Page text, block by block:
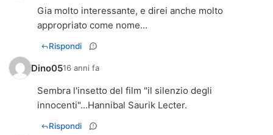
Gia molto interessante, e direi anche molto
appropriato come nome...
Rispondi
Dino0516 anni fa
Sembra l'insetto del film "il silenzio degli
innocenti"...Hannibal Saurik Lecter.
Rispondi